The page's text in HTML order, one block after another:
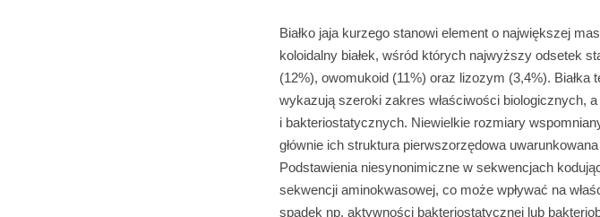
Białko jaja kurzego stanowi element o największej
koloidalny białek, wśród których najwyższy odsetek
(12%), owomukoid (11%) oraz lizozym (3,4%).
wykazują szeroki zakres właściwości biologicznych,
i bakteriostatycznych. Niewielkie rozmiary
głównie ich struktura pierwszorzędowa
Podstawienia niesynonimiczne w sekwencjach
sekwencji aminokwasowej, co może wpływać na
spadek np. aktywności bakteriostatycznej lub